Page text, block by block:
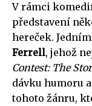
V rámci
představení
hereček.
Ferrell, jehož
Contest: The
dávku humoru
tohoto žánru,